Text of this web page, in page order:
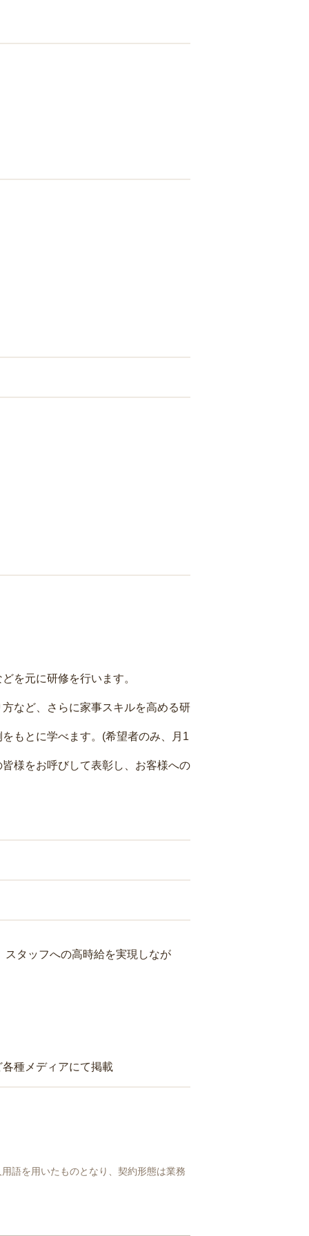
を元に研修を行います。
など、さらに家事スキルを高める研
もとに学べます。(希望者のみ、月1
様をお呼びして表彰し、お客様への
タッフへの高時給を実現しなが
種メディアにて掲載
語を用いたものとなり、契約形態は業務